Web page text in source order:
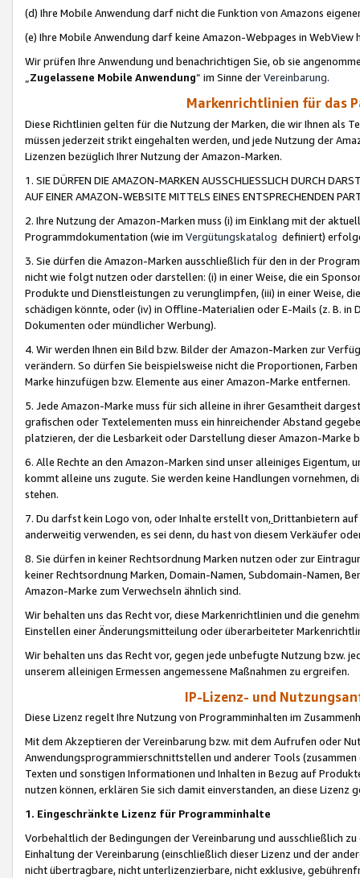
(d) Ihre Mobile Anwendung darf nicht die Funktion von Amazons
(e) Ihre Mobile Anwendung darf keine Amazon-Webpages in WebView
Wir prüfen Ihre Anwendung und benachrichtigen Sie, ob sie
„Zugelassene Mobile Anwendung“ im Sinne derVereinbarung.
Markenrichtlinien für das
Diese Richtlinien gelten für die Nutzung der Marken, die wir Ihnen als
müssen jederzeit strikt eingehalten werden, und jede Nutzung der
Lizenzen bezüglich Ihrer Nutzung der Amazon-Marken.
1. SIE DÜRFEN DIE AMAZON-MARKEN AUSSCHLIESSLICH DURCH
AUF EINER AMAZON-WEBSITE MITTELS EINES ENTSPRECHENDEN
2. Ihre Nutzung der Amazon-Marken muss (i) im Einklang mit der
Programmdokumentation (wie im Vergütungskatalog definiert)
3. Sie dürfen die Amazon-Marken ausschließlich für den in der
nicht wie folgt nutzen oder darstellen: (i) in einer Weise, die ein
Produkte und Dienstleistungen zu verunglimpfen, (iii) in einer Weise,
schädigen könnte, oder (iv) in Offline-Materialien oder E-Mails (z. B. in
Dokumenten oder mündlicher Werbung).
4. Wir werden Ihnen ein Bild bzw. Bilder der Amazon-Marken zur
verändern. So dürfen Sie beispielsweise nicht die Proportionen,
Marke hinzufügen bzw. Elemente aus einer Amazon-Marke entfernen.
5. Jede Amazon-Marke muss für sich alleine in ihrer Gesamtheit
grafischen oder Textelementen muss ein hinreichender Abstand
platzieren, der die Lesbarkeit oder Darstellung dieser Amazon-Marke
6. Alle Rechte an den Amazon-Marken sind unser alleiniges
kommt alleine uns zugute. Sie werden keine Handlungen vornehmen,
stehen.
7. Du darfst kein Logo von, oder Inhalte erstellt von,Drittanbietern auf
anderweitig verwenden, es sei denn, du hast von diesem Verkäufer
8. Sie dürfen in keiner Rechtsordnung Marken nutzen oder zur
keiner Rechtsordnung Marken, Domain-Namen, Subdomain-Namen,
Amazon-Marke zum Verwechseln ähnlich sind.
Wir behalten uns das Recht vor, diese Markenrichtlinien und die
Einstellen einer Änderungsmitteilung oder überarbeiteter
Wir behalten uns das Recht vor, gegen jede unbefugte Nutzung bzw.
unserem alleinigen Ermessen angemessene Maßnahmen zu ergreifen.
IP-Lizenz- und
Diese Lizenz regelt Ihre Nutzung von Programminhalten im
Mit dem Akzeptieren der Vereinbarung bzw. mit dem Aufrufen oder
Anwendungsprogrammierschnittstellen und anderer Tools (zusammen
Texten und sonstigen Informationen und Inhalten in Bezug auf
nutzen können, erklären Sie sich damit einverstanden, an diese Lizenz
1. Eingeschränkte Lizenz für Programminhalte
Vorbehaltlich der Bedingungen der Vereinbarung und ausschließlich
Einhaltung der Vereinbarung (einschließlich dieser Lizenz und der
nicht übertragbare, nicht unterlizenzierbare, nicht exklusive,